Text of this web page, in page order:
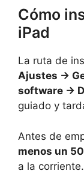
Cómo
iPad
La ruta de
Ajustes →
software →
guiado y
Antes de
menos un
a la